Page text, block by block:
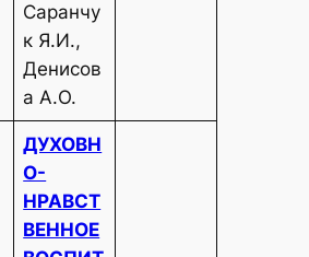
Саранчу
к Я.И.,
Денисов
а А.О.
ДУХОВН
О-
НРАВСТ
ВЕННОЕ